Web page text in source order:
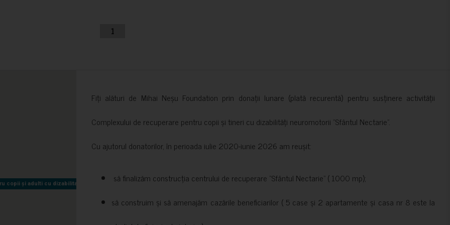
1
copii și adulti cu dizabilitati neuromotorii Sfântul Nectarie
copii și adulti cu dizabilitati neuromotorii Sfântul Nectarie
Fiți alături de Mihai Neșu Foundation prin donații lunare (plată recurentă) pentru susținere activității
Complexului de recuperare pentru copii și tineri cu dizabilități neuromotorii ”Sfântul Nectarie”.
Cu ajutorul donatorilor, în perioada iulie 2020-iunie 2026 am reușit:
să finalizăm construcția centrului de recuperare ”Sfântul Nectarie” ( 1000 mp);
să construim și să amenajăm cazările beneficiarilor ( 5 case și 2 apartamente și casa nr 8 este la